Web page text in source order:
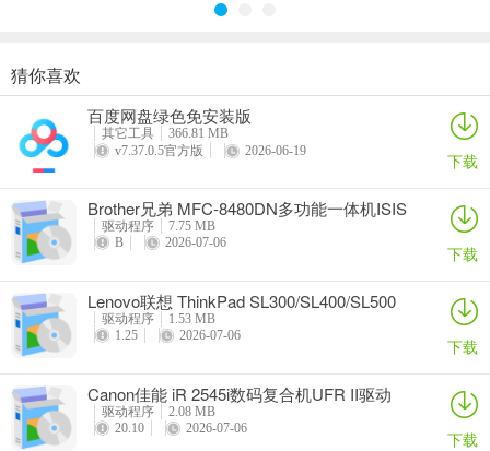
奥睿科PAS3062-2E/PAS3062-2S/PAS3064-2S2E系列扩展卡驱动
详情
Canon佳能 PowerShot A310 WIA驱动
详情
AMD Mobility Radeon HD 2000/HD 3000/HD 4000/HD 5000系列移动显卡催化剂驱动
映泰Hi-Fi H77S 5.x主板BIOS
猜你喜欢
百度网盘绿色免安装版
其它工具
366.81 MB
v7.37.0.5官方版
2026-06-19 下载
Brother兄弟 MFC-8480DN多功能一体机ISIS
驱动
驱动程序
7.75 MB
B
2026-07-06 下载
Lenovo联想 ThinkPad SL300/SL400/SL500
笔记本BIOS
驱动程序
1.53 MB
1.25
2026-07-06 下载
Canon佳能 iR 2545i数码复合机UFR II驱动
驱动程序
2.08 MB
20.10
2026-07-06 下载